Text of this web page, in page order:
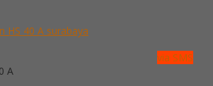
via SMS
A